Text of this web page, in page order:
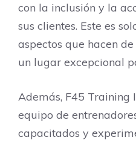
con la inclusión y la
sus clientes. Este es
aspectos que hacen
un lugar excepcional
Además, F45 Training
equipo de
capacitados y